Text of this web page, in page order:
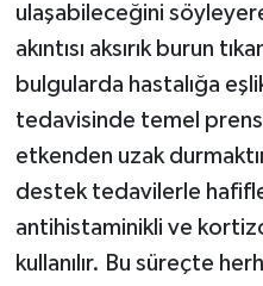
ulaşabileceğini
akıntısı aksırık burun
bulgularda hastalığa
tedavisinde temel
etkenden uzak
destek tedavilerle
antihistaminikli ve
kullanılır. Bu süreçte